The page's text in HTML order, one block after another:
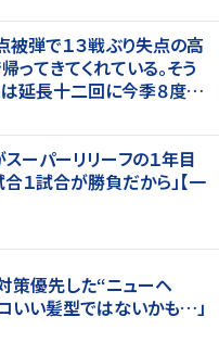
弾で１３戦ぶり失点の高
ってきてくれている。そう
は延長十二回に今季８度目
ーパーリリーフの１年目
１試合が勝負だから」【一
策優先した“ニューヘ
いい髪型ではないかも…」